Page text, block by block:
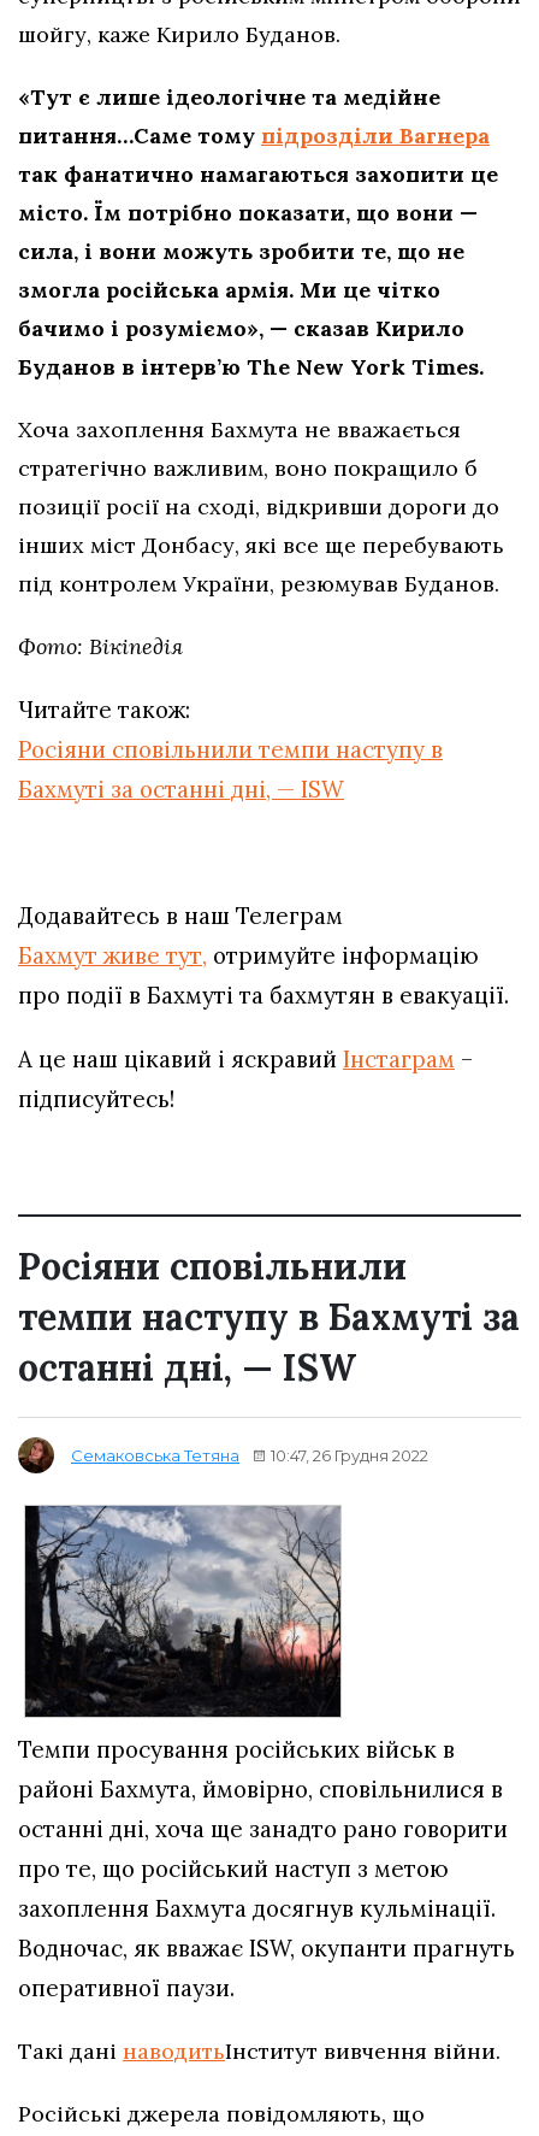
шойгу, каже Кирило Буданов.
«Тут є лише ідеологічне та медійне
питання…Саме тому підрозділи Вагнера
так фанатично намагаються захопити це
місто. Їм потрібно показати, що вони —
сила, і вони можуть зробити те, що не
змогла російська армія. Ми це чітко
бачимо і розуміємо», — сказав Кирило
Буданов в інтерв’ю The New York Times.
Хоча захоплення Бахмута не вважається
стратегічно важливим, воно покращило б
позиції росії на сході, відкривши дороги до
інших міст Донбасу, які все ще перебувають
під контролем України, резюмував Буданов.
Фото: Вікіпедія
Читайте також:
Росіяни сповільнили темпи наступу в
Бахмуті за останні дні, — ISW
Додавайтесь в наш Телеграм
Бахмут живе тут, отримуйте інформацію
про події в Бахмуті та бахмутян в евакуації.
А це наш цікавий і яскравий Інстаграм –
підписуйтесь!
Росіяни сповільнили
темпи наступу в Бахмуті за
останні дні, — ISW
Семаковська Тетяна 10:47, 26 Грудня 2022
Темпи просування російських військ в
районі Бахмута, ймовірно, сповільнилися в
останні дні, хоча ще занадто рано говорити
про те, що російський наступ з метою
захоплення Бахмута досягнув кульмінації.
Водночас, як вважає ISW, окупанти прагнуть
оперативної паузи.
Такі дані наводитьІнститут вивчення війни.
Російські джерела повідомляють, що